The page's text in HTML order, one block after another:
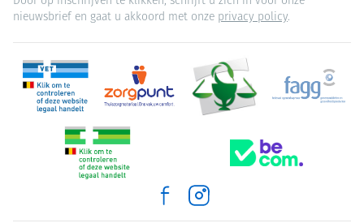
nieuwsbrief en gaat u akkoord met onze privacy policy.